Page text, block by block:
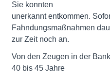
Sie konnten
unerkannt entkommen.
Fahndungsmaßnahmen
zur Zeit noch an.
Von den Zeugen in der
40 bis 45 Jahre